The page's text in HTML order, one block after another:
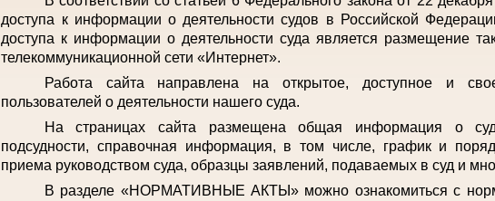
доступа к информации о деятельности судов в Российской
доступа к информации о деятельности суда является размещение
телекоммуникационной сети «Интернет».
Работа сайта направлена на открытое, доступное и
пользователей о деятельности нашего суда.
На страницах сайта размещена общая информация о
подсудности, справочная информация, в том числе, график и
приема руководством суда, образцы заявлений, подаваемых в суд и
В разделе «НОРМАТИВНЫЕ АКТЫ» можно ознакомиться с